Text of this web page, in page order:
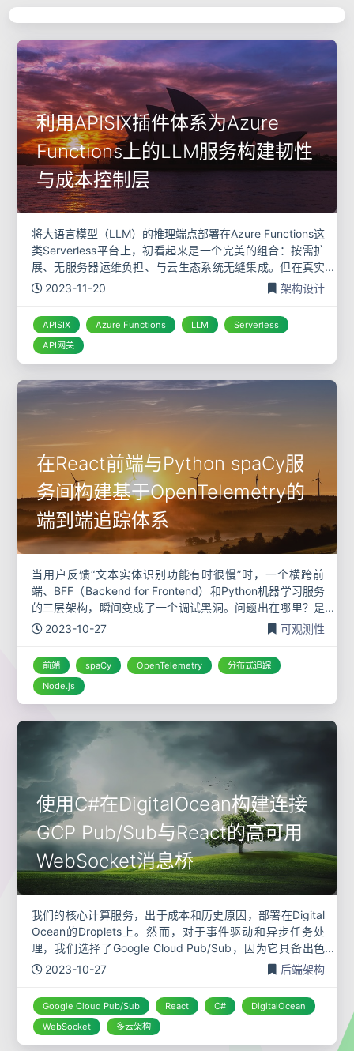
利用APISIX插件体系为Azure
Functions上的LLM服务构建韧性
与成本控制层
将大语言模型（LLM）的推理端点部署在Azure Functions这
类Serverless平台上，初看起来是一个完美的组合：按需扩
展、无服务器运维负担、与云生态系统无缝集成。但在真实
的项目中，这种看似简单的架构背后隐藏着巨大的成本和稳
2023-11-20 架构设计
APISIX Azure Functions LLM
Serverless
API网关
在React前端与Python spaCy服
务间构建基于OpenTelemetry的
端到端追踪体系
当用户反馈“文本实体识别功能有时很慢”时，一个横跨前
端、BFF（Backend for Frontend）和Python机器学习服务
的三层架构，瞬间变成了一个调试黑洞。问题出在哪里？是
用户网络到CDN的延迟，是React应用自身的计算，是N
2023-10-27 可观测性
前端 spaCy OpenTelemetry
分布式追踪
Node.js
使用C#在DigitalOcean构建连接
GCP Pub/Sub与React的高可用
WebSocket消息桥
我们的核心计算服务，出于成本和历史原因，部署在Digital
Ocean的Droplets上。然而，对于事件驱动和异步任务处
理，我们选择了Google Cloud Pub/Sub，因为它具备出色
的可扩展性和托管便利性。这就产生了一个直接的技术
2023-10-27 后端架构
Google Cloud Pub/Sub React C#
DigitalOcean
WebSocket
多云架构